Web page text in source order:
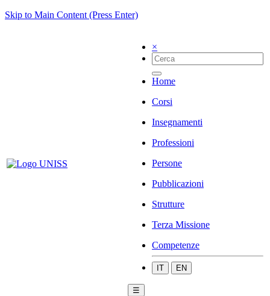
Skip to Main Content (Press Enter)
×
Home
Corsi
Insegnamenti
Professioni
Persone
Pubblicazioni
Strutture
Terza Missione
Competenze
IT EN
☰